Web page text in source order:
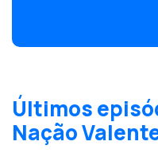
lugar
Nuno
Últimos
Nação